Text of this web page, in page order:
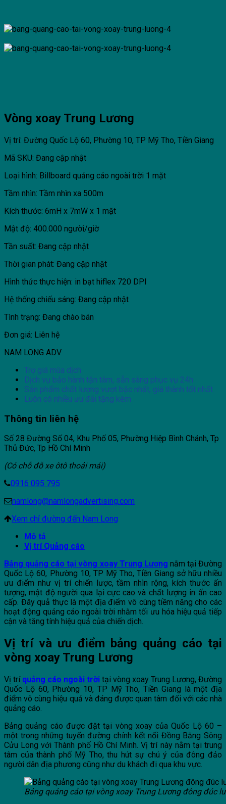
Vòng xoay Trung Lương
Vị trí: Đường Quốc Lộ 60, Phường 10, TP Mỹ Tho, Tiền Giang
Mã SKU: Đang cập nhật
Loại hình: Billboard quảng cáo ngoài trời 1 mặt
Tầm nhìn: Tầm nhìn xa 500m
Kích thước: 6mH x 7mW x 1 mặt
Mật độ: 400.000 người/giờ
Tần suất: Đang cập nhật
Thời gian phát: Đang cập nhật
Hình thức thực hiện: in bạt hiflex 720 DPI
Hệ thống chiếu sáng: Đang cập nhật
Tình trạng: Đang chào bán
Đơn giá: Liên hệ
NAM LONG ADV
Trợ giá mùa dịch
Dịch vụ bảo hành tận tâm, sẵn sàng phục vụ 24h
Sản phẩm chất lượng vượt bậc nhất, giá thành tốt nhất
Luôn có nhiều ưu đãi tặng kèm
Thông tin liên hệ
Số 28 Đường Số 04, Khu Phố 05, Phường Hiệp Bình Chánh, Tp
Thủ Đức, Tp Hồ Chí Minh
(Có chỗ đỗ xe ôtô thoải mái)
0916 095 795
namlong@namlongadvertising.com
Xem chỉ đường đến Nam Long
Mô tả
Vị trí Quảng cáo
Bảng quảng cáo tại vòng xoay Trung Lương nằm tại Đường
Quốc Lộ 60, Phường 10, TP Mỹ Tho, Tiền Giang sở hữu nhiều
ưu điểm như vị trí chiến lược, tầm nhìn rộng, kích thước ấn
tượng, mật độ người qua lại cực cao và chất lượng in ấn cao
cấp. Đây quả thực là một địa điểm vô cùng tiềm năng cho các
hoạt động quảng cáo ngoài trời nhằm tối ưu hóa hiệu quả tiếp
cận và tăng tính hiệu quả của chiến dịch.
Vị trí và ưu điểm bảng quảng cáo tại
vòng xoay Trung Lương
Vị trí quảng cáo ngoài trời tại vòng xoay Trung Lương, Đường
Quốc Lộ 60, Phường 10, TP Mỹ Tho, Tiền Giang là một địa
điểm vô cùng hiệu quả và đáng được quan tâm đối với các nhà
quảng cáo.
Bảng quảng cáo được đặt tại vòng xoay của Quốc Lộ 60 –
một trong những tuyến đường chính kết nối Đồng Bằng Sông
Cửu Long với Thành phố Hồ Chí Minh. Vị trí này nằm tại trung
tâm của thành phố Mỹ Tho, thu hút sự chú ý của đông đảo
người dân địa phương cũng như du khách đi qua khu vực.
Bảng quảng cáo tại vòng xoay Trung Lương đông đúc